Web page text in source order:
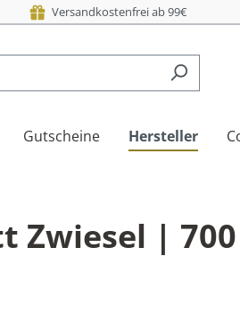
Versandkostenfrei ab 99€
Gutscheine Hersteller
Zwiesel |